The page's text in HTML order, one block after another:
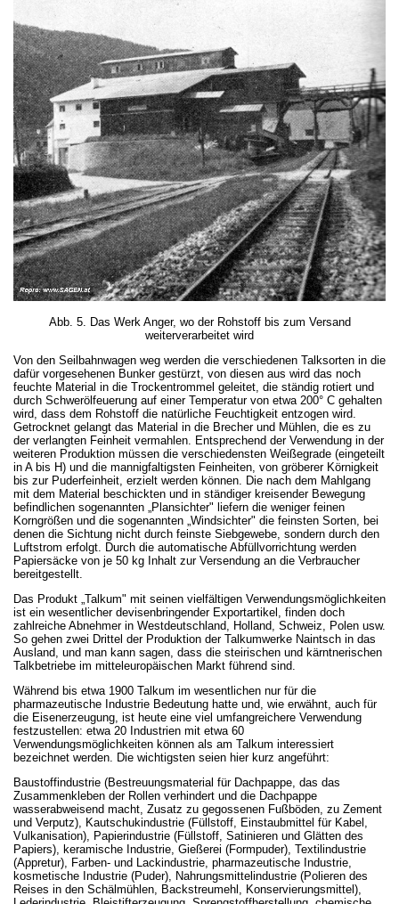
Abb. 5. Das Werk Anger, wo der Rohstoff bis zum Versand
weiterverarbeitet wird
Von den Seilbahnwagen weg werden die verschiedenen Talksorten in die
dafür vorgesehenen Bunker gestürzt, von diesen aus wird das noch
feuchte Material in die Trockentrommel geleitet, die ständig rotiert und
durch Schwerölfeuerung auf einer Temperatur von etwa 200° С gehalten
wird, dass dem Rohstoff die natürliche Feuchtigkeit entzogen wird.
Getrocknet gelangt das Material in die Brecher und Mühlen, die es zu
der verlangten Feinheit vermahlen. Entsprechend der Verwendung in der
weiteren Produktion müssen die verschiedensten Weißegrade (eingeteilt
in A bis H) und die mannigfaltigsten Feinheiten, von gröberer Körnigkeit
bis zur Puderfeinheit, erzielt werden können. Die nach dem Mahlgang
mit dem Material beschickten und in ständiger kreisender Bewegung
befindlichen sogenannten „Plansichter" liefern die weniger feinen
Korngrößen und die sogenannten „Windsichter" die feinsten Sorten, bei
denen die Sichtung nicht durch feinste Siebgewebe, sondern durch den
Luftstrom erfolgt. Durch die automatische Abfüllvorrichtung werden
Papiersäcke von je 50 kg Inhalt zur Versendung an die Verbraucher
bereitgestellt.
Das Produkt „Talkum" mit seinen vielfältigen Verwendungsmöglichkeiten
ist ein wesentlicher devisenbringender Exportartikel, finden doch
zahlreiche Abnehmer in Westdeutschland, Holland, Schweiz, Polen usw.
So gehen zwei Drittel der Produktion der Talkumwerke Naintsch in das
Ausland, und man kann sagen, dass die steirischen und kärntnerischen
Talkbetriebe im mitteleuropäischen Markt führend sind.
Während bis etwa 1900 Talkum im wesentlichen nur für die
pharmazeutische Industrie Bedeutung hatte und, wie erwähnt, auch für
die Eisenerzeugung, ist heute eine viel umfangreichere Verwendung
festzustellen: etwa 20 Industrien mit etwa 60
Verwendungsmöglichkeiten können als am Talkum interessiert
bezeichnet werden. Die wichtigsten seien hier kurz angeführt:
Baustoffindustrie (Bestreuungsmaterial für Dachpappe, das das
Zusammenkleben der Rollen verhindert und die Dachpappe
wasserabweisend macht, Zusatz zu gegossenen Fußböden, zu Zement
und Verputz), Kautschukindustrie (Füllstoff, Einstaubmittel für Kabel,
Vulkanisation), Papierindustrie (Füllstoff, Satinieren und Glätten des
Papiers), keramische Industrie, Gießerei (Formpuder), Textilindustrie
(Appretur), Farben- und Lackindustrie, pharmazeutische Industrie,
kosmetische Industrie (Puder), Nahrungsmittelindustrie (Polieren des
Reises in den Schälmühlen, Backstreumehl, Konservierungsmittel),